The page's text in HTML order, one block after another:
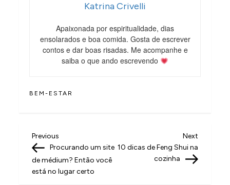
Katrina Crivelli
Apaixonada por espiritualidade, dias
ensolarados e boa comida. Gosta de escrever
contos e dar boas risadas. Me acompanhe e
saiba o que ando escrevendo
BEM-ESTAR
N
a
v
Previous
Post
Previous
Procurando um site
de médium? Então você
está no lugar certo
Next
Post
Next
10 dicas de Feng Shui na
cozinha